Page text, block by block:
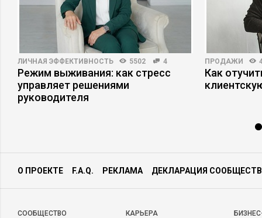
ЛИЧНАЯ ЭФФЕКТИВНОСТЬ 5502 4
Режим выживания: как стресс
управляет решениями
руководителя
ПРОДАЖИ
Как
О ПРОЕКТЕ F.A.Q. РЕКЛАМА ДЕКЛАРАЦИЯ
CООБЩЕСТВО КАРЬЕРА